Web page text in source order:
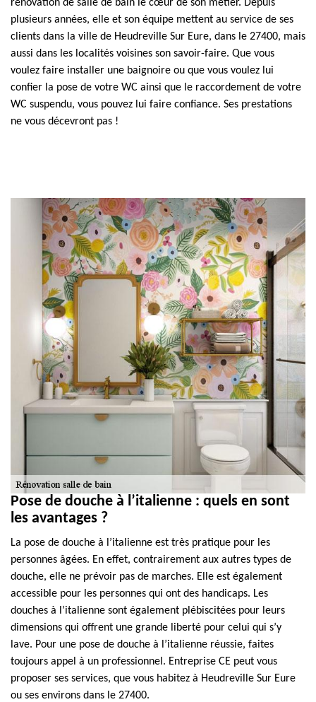
rénovation de salle de bain le cœur de son métier. Depuis
plusieurs années, elle et son équipe mettent au service de ses
clients dans la ville de Heudreville Sur Eure, dans le 27400, mais
aussi dans les localités voisines son savoir-faire. Que vous
voulez faire installer une baignoire ou que vous voulez lui
confier la pose de votre WC ainsi que le raccordement de votre
WC suspendu, vous pouvez lui faire confiance. Ses prestations
ne vous décevront pas !
Pose de douche à l’italienne : quels en sont
les avantages ?
La pose de douche à l’italienne est très pratique pour les
personnes âgées. En effet, contrairement aux autres types de
douche, elle ne prévoir pas de marches. Elle est également
accessible pour les personnes qui ont des handicaps. Les
douches à l’italienne sont également plébiscitées pour leurs
dimensions qui offrent une grande liberté pour celui qui s’y
lave. Pour une pose de douche à l’italienne réussie, faites
toujours appel à un professionnel. Entreprise CE peut vous
proposer ses services, que vous habitez à Heudreville Sur Eure
ou ses environs dans le 27400.